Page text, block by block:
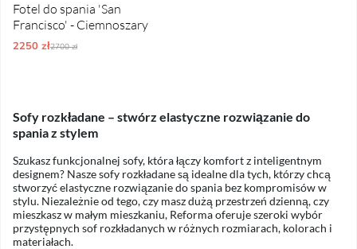
Fotel do spania 'San
Francisco' - Ciemnoszary
2250 złOrdynarne ceny:
2700 zł
Sofy rozkładane – stwórz elastyczne rozwiązanie do
spania z stylem
Szukasz funkcjonalnej sofy, która łączy komfort z inteligentnym
designem? Nasze sofy rozkładane są idealne dla tych, którzy chcą
stworzyć elastyczne rozwiązanie do spania bez kompromisów w
stylu. Niezależnie od tego, czy masz dużą przestrzeń dzienną, czy
mieszkasz w małym mieszkaniu, Reforma oferuje szeroki wybór
przystępnych sof rozkładanych w różnych rozmiarach, kolorach i
materiałach.